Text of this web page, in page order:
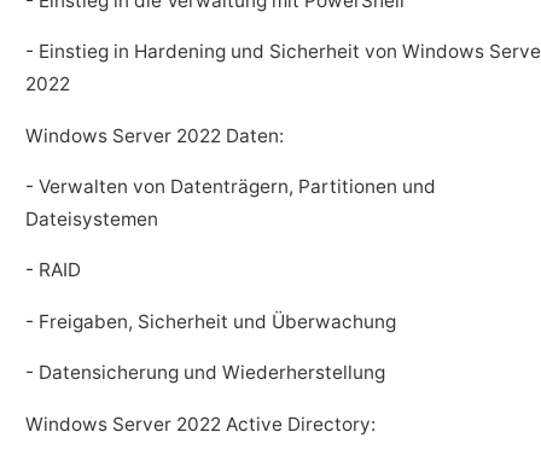
- Einstieg in Hardening und Sicherheit von Windows
2022
Windows Server 2022 Daten:
- Verwalten von Datenträgern, Partitionen und
Dateisystemen
- RAID
- Freigaben, Sicherheit und Überwachung
- Datensicherung und Wiederherstellung
Windows Server 2022 Active Directory: